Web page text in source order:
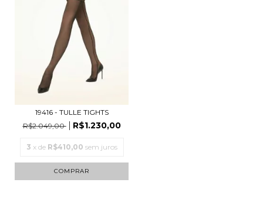
19416 - TULLE TIGHTS
R$2.049,00
R$1.230,00
3 x de R$410,00 sem juros
COMPRAR